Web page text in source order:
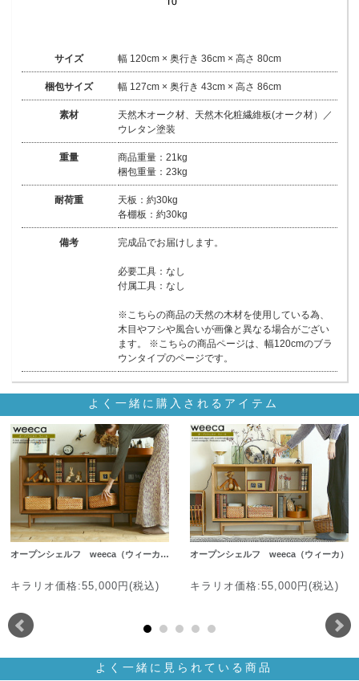
サイズ 幅 120cm × 奥行き 36cm × 高さ 80cm
梱包サイズ 幅 127cm × 奥行き 43cm × 高さ 86cm
素材
天然木オーク材、天然木化粧繊維板(オーク材）／
ウレタン塗装
重量
商品重量：21kg
梱包重量：23kg
耐荷重
天板：約30kg
各棚板：約30kg
備考 完成品でお届けします。
必要工具：なし
付属工具：なし
※こちらの商品の天然の木材を使用している為、
木目やフシや風合いが画像と異なる場合がござい
ます。 ※こちらの商品ページは、幅120cmのブラ
ウンタイプのページです。
よく一緒に購入されるアイテム
オープンシェルフ weeca（ウィーカ…
キラリオ価格:55,000円(税込)
オープンシェルフ weeca（ウィーカ）
キラリオ価格:55,000円(税込)
よく一緒に見られている商品